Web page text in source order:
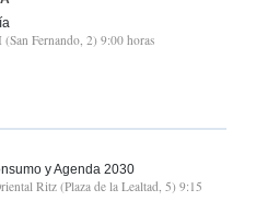
Fernando, 2) 9:00 horas
y Agenda 2030
Ritz (Plaza de la Lealtad, 5) 9:15